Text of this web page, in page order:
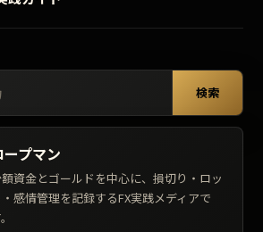
検索
ープマン
資金とゴールドを中心に、損切り・ロッ
・感情管理を記録するFX実践メディアで